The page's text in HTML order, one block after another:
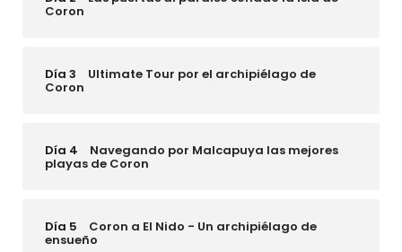
Coron
Día 3 Ultimate Tour por el archipiélago de
Coron
Día 4 Navegando por Malcapuya las mejores
playas de Coron
Día 5 Coron a El Nido - Un archipiélago de
ensueño